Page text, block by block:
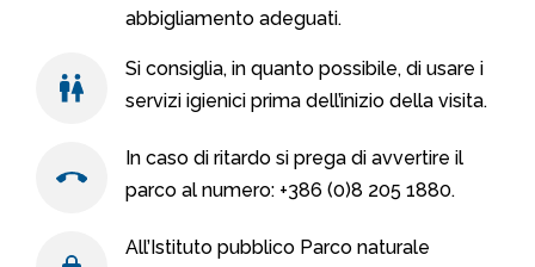
abbigliamento adeguati.
Si consiglia, in quanto possibile, di usare i
servizi igienici prima dell’inizio della visita.
In caso di ritardo si prega di avvertire il
parco al numero: +386 (0)8 205 1880.
All’Istituto pubblico Parco naturale